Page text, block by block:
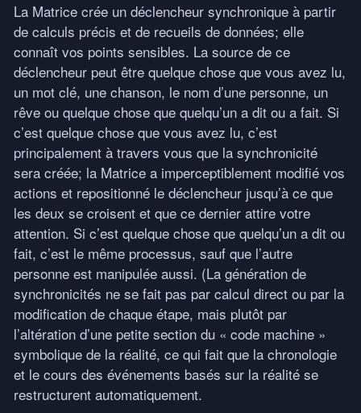
La Matrice crée un déclencheur synchronique à partir
de calculs précis et de recueils de données; elle
connaît vos points sensibles. La source de ce
déclencheur peut être quelque chose que vous avez lu,
un mot clé, une chanson, le nom d’une personne, un
rêve ou quelque chose que quelqu’un a dit ou a fait. Si
c’est quelque chose que vous avez lu, c’est
principalement à travers vous que la synchronicité
sera créée; la Matrice a imperceptiblement modifié vos
actions et repositionné le déclencheur jusqu’à ce que
les deux se croisent et que ce dernier attire votre
attention. Si c’est quelque chose que quelqu’un a dit ou
fait, c’est le même processus, sauf que l’autre
personne est manipulée aussi. (La génération de
synchronicités ne se fait pas par calcul direct ou par la
modification de chaque étape, mais plutôt par
l’altération d’une petite section du « code machine »
symbolique de la réalité, ce qui fait que la chronologie
et le cours des événements basés sur la réalité se
restructurent automatiquement.